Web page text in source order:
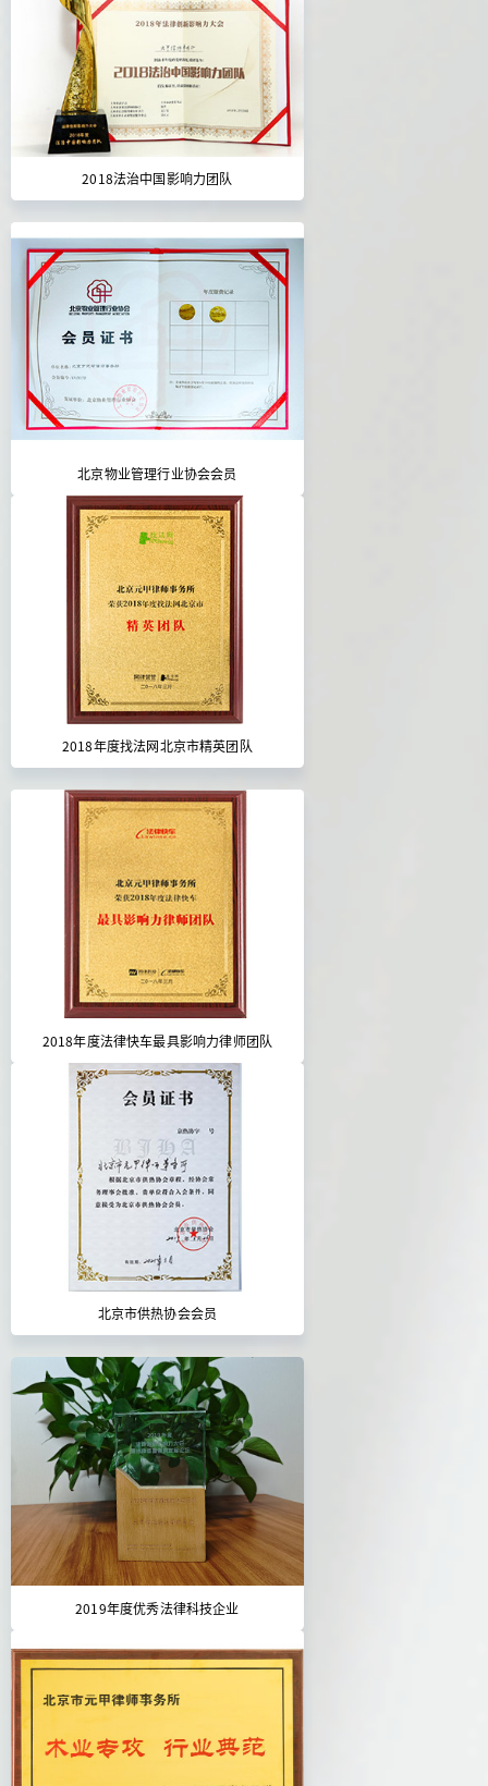
2018法治中国影响力团队
北京物业管理行业协会会员
2018年度找法网北京市精英团队
2018年度法律快车最具影响力律师团队
北京市供热协会会员
2019年度优秀法律科技企业